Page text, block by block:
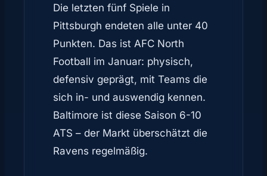
Die letzten fünf Spiele in
Pittsburgh endeten alle unter 40
Punkten. Das ist AFC North
Football im Januar: physisch,
defensiv geprägt, mit Teams die
sich in- und auswendig kennen.
Baltimore ist diese Saison 6-10
ATS – der Markt überschätzt die
Ravens regelmäßig.